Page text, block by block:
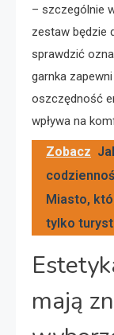
– szczególnie
zestaw będzie
sprawdzić
garnka
oszczędność
wpływa na
Zobacz
Miasto,
tylko
mają